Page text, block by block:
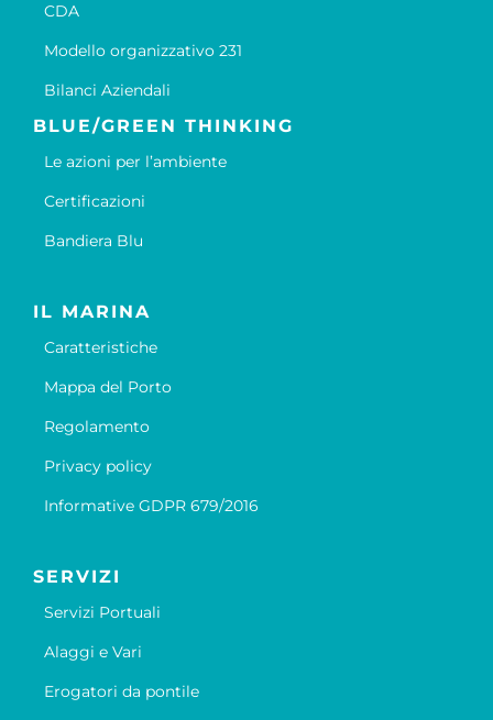
CDA
Modello organizzativo 231
Bilanci Aziendali
BLUE/GREEN THINKING
Le azioni per l’ambiente
Certificazioni
Bandiera Blu
IL MARINA
Caratteristiche
Mappa del Porto
Regolamento
Privacy policy
Informative GDPR 679/2016
SERVIZI
Servizi Portuali
Alaggi e Vari
Erogatori da pontile